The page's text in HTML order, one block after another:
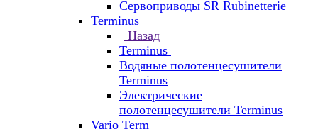
Сервоприводы SR Rubinetterie
Terminus
Назад
Terminus
Водяные полотенцесушители
Terminus
Электрические
полотенцесушители Terminus
Vario Term